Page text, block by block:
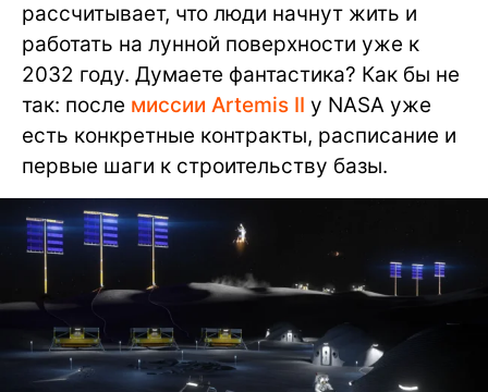
рассчитывает, что люди начнут жить и
работать на лунной поверхности уже к
2032 году. Думаете фантастика? Как бы не
так: после миссии Artemis II у NASA уже
есть конкретные контракты, расписание и
первые шаги к строительству базы.